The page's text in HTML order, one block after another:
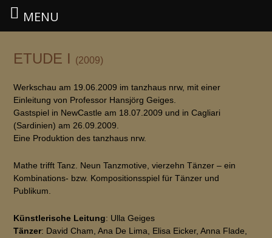
springenETUDE I (2009)
Werkschau am 19.06.2009 im tanzhaus nrw, mit einer
Einleitung von Professor Hansjörg Geiges.
Gastspiel in NewCastle am 18.07.2009 und in Cagliari
(Sardinien) am 26.09.2009.
Eine Produktion des tanzhaus nrw.
Mathe trifft Tanz. Neun Tanzmotive, vierzehn Tänzer – ein
Kombinations- bzw. Kompositionsspiel für Tänzer und
Publikum.
Künstlerische Leitung: Ulla Geiges
Tänzer: David Cham, Ana De Lima, Elisa Eicker, Anna Flade,
MENU